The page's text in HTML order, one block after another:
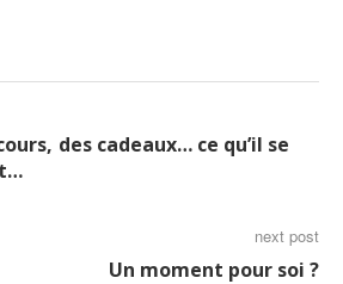
des cadeaux… ce qu’il se
next post
Un moment pour soi ?